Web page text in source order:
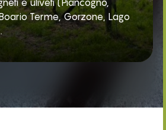
Terme, Gorzone, Lago